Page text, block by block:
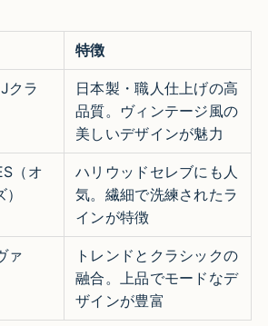
特徴
クラ
日本製・職人仕上げの高
品質。ヴィンテージ風の
美しいデザインが魅力
（オ
ハリウッドセレブにも人
気。繊細で洗練されたラ
インが特徴
ァ
トレンドとクラシックの
融合。上品でモードなデ
ザインが豊富